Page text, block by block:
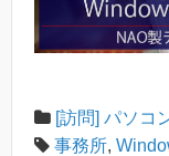
[訪問] パソコ
事務所,